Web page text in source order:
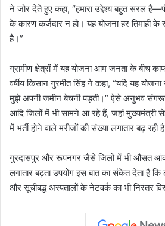
ने जोर देते हुए कहा, “हमारा उद्देश्य बहुत सरल
के कारण कर्जदार न हो। यह योजना हर तिमाही के
है।”
ग्रामीण क्षेत्रों में यह योजना आम जनता के बीच
वर्षीय किसान गुरमीत सिंह ने कहा, “यदि यह योजना
मुझे अपनी जमीन बेचनी पड़ती।” ऐसे अनुभव
आदि जिलों में भी सामने आ रहे हैं, जहां मुख्यमंत्री
में भर्ती होने वाले मरीजों की संख्या लगातार बढ़ रही
गुरदासपुर और रूपनगर जैसे जिलों में भी औसत
लगातार बढ़ता उपयोग इस बात का संकेत देता है कि
और सूचीबद्ध अस्पतालों के नेटवर्क का भी निरंतर